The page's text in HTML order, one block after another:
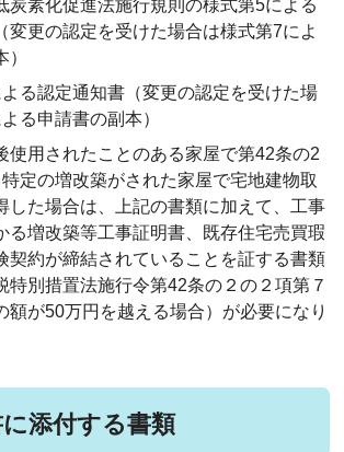
炭素化促進法施行規則の様式第5による
変更の認定を受けた場合は様式第7によ
る認定通知書（変更の認定を受けた場
る申請書の副本）
使用されたことのある家屋で第42条の2
定の増改築がされた家屋で宅地建物取
した場合は、上記の書類に加えて、工事
る増改築等工事証明書、既存住宅売買瑕
契約が締結されていることを証する書類
特別措置法施行令第42条の２の２項第７
額が50万円を越える場合）が必要になり
に添付する書類